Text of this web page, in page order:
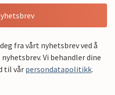
fra vårt nyhetsbrev ved å
Vi behandler dine
til vår persondatapolitikk.